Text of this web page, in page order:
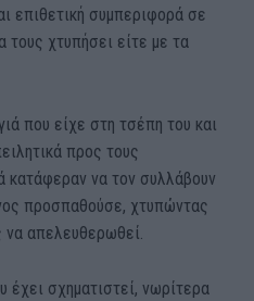
επιθετική συμπεριφορά σε
χτυπήσει είτε με τα
που είχε στη τσέπη του και
προς τους
κατάφεραν να τον συλλάβουν
προσπαθούσε, χτυπώντας
να απελευθερωθεί.
έχει σχηματιστεί, νωρίτερα